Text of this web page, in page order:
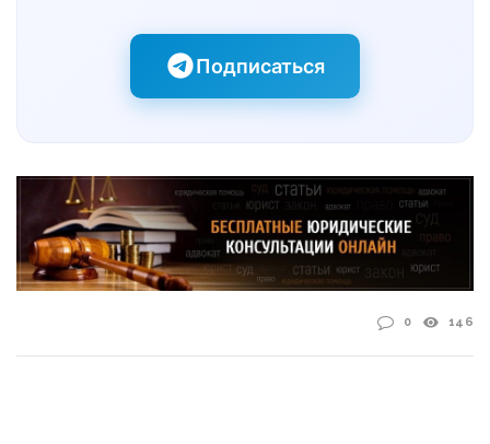
Подписаться
0 146